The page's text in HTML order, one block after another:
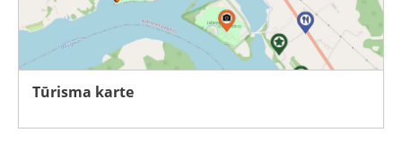
Tūrisma karte